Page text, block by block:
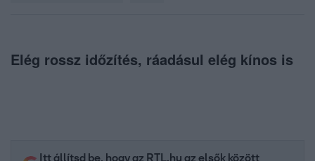
Elég rossz időzítés, ráadásul elég kínos is
Itt állítsd be, hogy az RTL.hu az elsők között